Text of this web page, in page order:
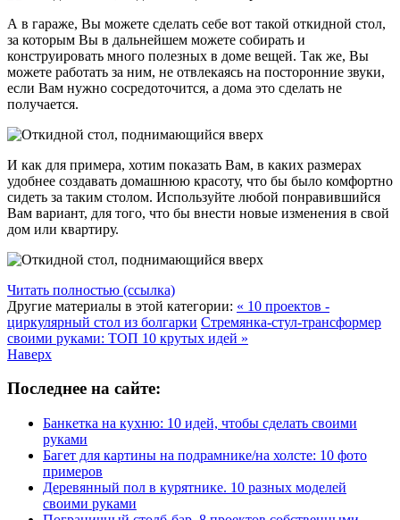
А в гараже, Вы можете сделать себе вот такой откидной стол,
за которым Вы в дальнейшем можете собирать и
конструировать много полезных в доме вещей. Так же, Вы
можете работать за ним, не отвлекаясь на посторонние звуки,
если Вам нужно сосредоточится, а дома это сделать не
получается.
И как для примера, хотим показать Вам, в каких размерах
удобнее создавать домашнюю красоту, что бы было комфортно
сидеть за таким столом. Используйте любой понравившийся
Вам вариант, для того, что бы внести новые изменения в свой
дом или квартиру.
Читать полностью (ссылка)
Другие материалы в этой категории: « 10 проектов -
циркулярный стол из болгарки Стремянка-стул-трансформер
своими руками: ТОП 10 крутых идей »
Наверх
Последнее на сайте:
Банкетка на кухню: 10 идей, чтобы сделать своими
руками
Багет для картины на подрамнике/на холсте: 10 фото
примеров
Деревянный пол в курятнике. 10 разных моделей
своими руками